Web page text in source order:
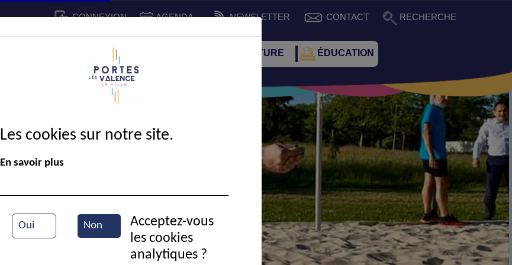
CONNEXION AGENDA NEWSLETTER CONTACT RECHERCHE
CADRE DE VIE SPORT ET CULTURE ÉDUCATION
Beach Volley
Les cookies sur notre site.
En savoir plus
Oui Non
Acceptez-vous
les cookies
analytiques ?